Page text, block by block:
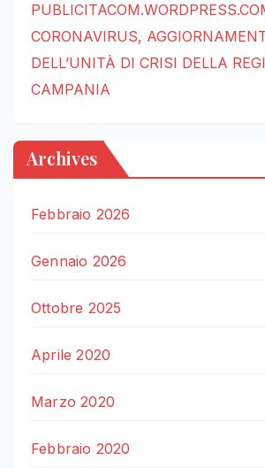
CORONAVIRUS,
DELL’UNITÀ DI CRISI DELLA
CAMPANIA
Archives
Febbraio 2026
Gennaio 2026
Ottobre 2025
Aprile 2020
Marzo 2020
Febbraio 2020